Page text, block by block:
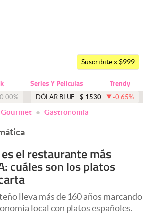
Suscribite x $999
Series Y Peliculas Trendy
0.00% DÓLAR BLUE $ 1530 -0.65%
Gourmet Gastronomia
el restaurante más
cuáles son los platos
lleva más de 160 años marcando
local con platos españoles.